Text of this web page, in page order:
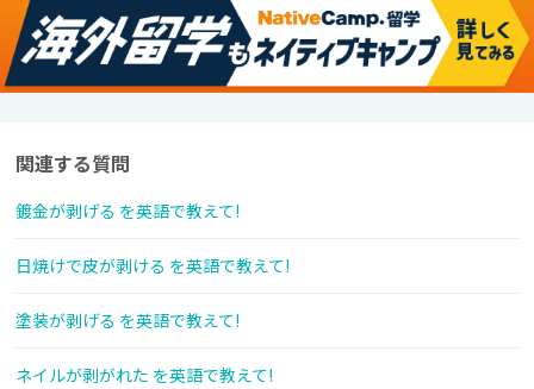
関連する質問
鍍金が剥げる を英語で教えて!
日焼けで皮が剥ける を英語で教えて!
塗装が剥げる を英語で教えて!
ネイルが剥がれた を英語で教えて!